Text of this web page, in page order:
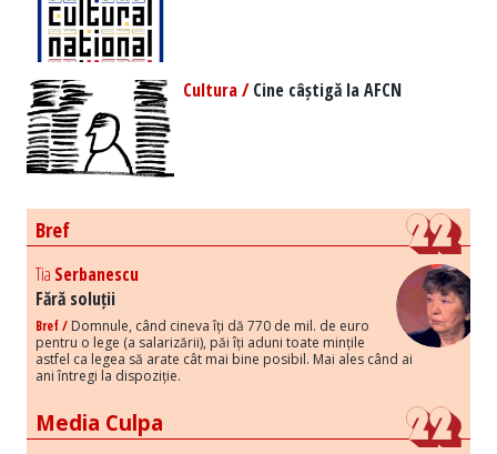
Cultura /Cine câștigă la AFCN
Bref
Tia Serbanescu
Fără soluții
Bref / Domnule, când cineva îți dă 770 de mil. de euro
pentru o lege (a salarizării), păi îți aduni toate mințile
astfel ca legea să arate cât mai bine posibil. Mai ales când ai
ani întregi la dispoziție.
Media Culpa